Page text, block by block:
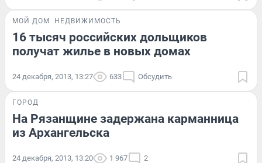
МОЙ ДОМ НЕДВИЖИМОСТЬ
16 тысяч российских дольщиков
получат жилье в новых домах
24 декабря, 2013, 13:27 633 Обсудить
ГОРОД
На Рязанщине задержана карманница
из Архангельска
24 декабря, 2013, 13:20 1 967 2